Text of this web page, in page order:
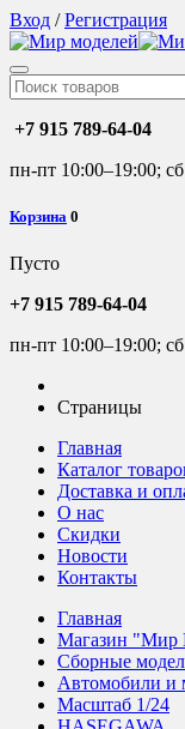
Вход /Регистрация
+7 915 789-64-04
пн-пт 10:00–19:00;
Корзина 0
Пусто
+7 915 789-64-04
пн-пт 10:00–19:00;
Страницы
Главная
Каталог
Доставка и
О нас
Скидки
Новости
Контакты
Главная
Магазин "Мир
Сборные
Автомобили и
Масштаб 1/24